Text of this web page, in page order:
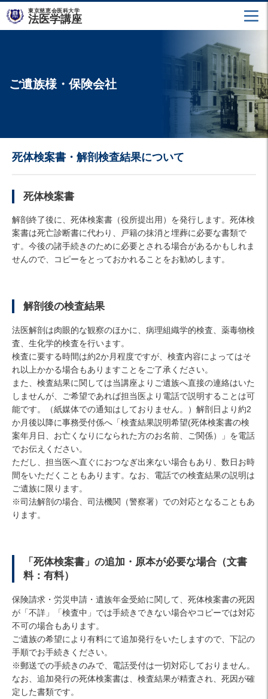
東京慈恵会医科大学
法医学講座
ご遺族様・保険会社
死体検案書・解剖検査結果について
死体検案書
解剖終了後に、死体検案書（役所提出用）を発行します。死体検
案書は死亡診断書に代わり、戸籍の抹消と埋葬に必要な書類で
す。今後の諸手続きのために必要とされる場合があるかもしれま
せんので、コピーをとっておかれることをお勧めします。
解剖後の検査結果
法医解剖は肉眼的な観察のほかに、病理組織学的検査、薬毒物検
査、生化学的検査を行います。
検査に要する時間は約2か月程度ですが、検査内容によってはそ
れ以上かかる場合もありますことをご了承ください。
また、検査結果に関しては当講座よりご遺族へ直接の連絡はいた
しませんが、ご希望であれば担当医より電話で説明することは可
能です。（紙媒体での通知はしておりません。）解剖日より約2
か月後以降に事務受付係へ「検査結果説明希望(死体検案書の検
案年月日、お亡くなりになられた方のお名前、ご関係）」を電話
でお伝えください。
ただし、担当医へ直ぐにおつなぎ出来ない場合もあり、数日お時
間をいただくこともあります。なお、電話での検査結果の説明は
ご遺族に限ります。
※司法解剖の場合、司法機関（警察署）での対応となることもあ
ります。
「死体検案書」の追加・原本が必要な場合（文書
料：有料）
保険請求・労災申請・遺族年金受給に関して、死体検案書の死因
が「不詳」「検査中」では手続きできない場合やコピーでは対応
不可の場合もあります。
ご遺族の希望により有料にて追加発行をいたしますので、下記の
手順でお手続きください。
※郵送での手続きのみで、電話受付は一切対応しておりません。
なお、追加発行の死体検案書は、検査結果が精査され、死因が確
定した書類です。